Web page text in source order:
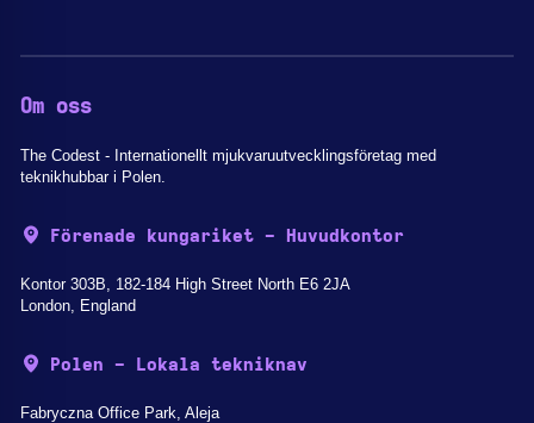
Om oss
The Codest - Internationellt mjukvaruutvecklingsföretag med
teknikhubbar i Polen.
Förenade kungariket - Huvudkontor
Kontor 303B, 182-184 High Street North E6 2JA
London, England
Polen - Lokala tekniknav
Fabryczna Office Park, Aleja